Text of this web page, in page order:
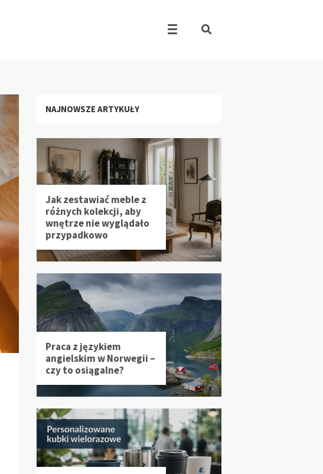
NAJNOWSZE ARTYKUŁY
Jak zestawiać meble z
różnych kolekcji, aby
wnętrze nie wyglądało
przypadkowo
Praca z językiem
angielskim w Norwegii –
czy to osiągalne?